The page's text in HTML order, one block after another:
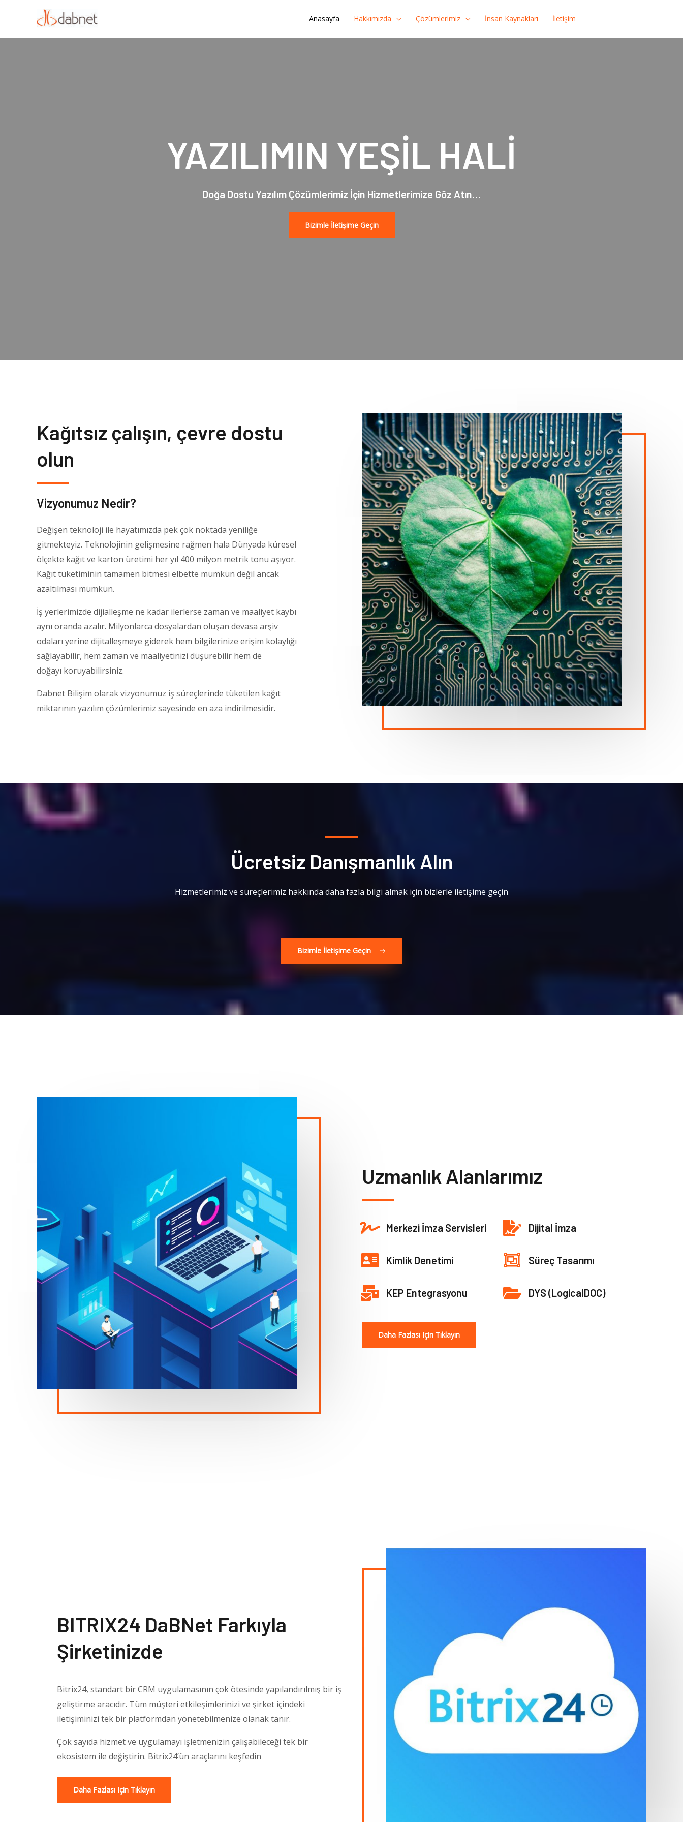
Anasayfa Hakkımızda Çözümlerimiz İnsan Kaynakları İletişim
YAZILIMIN YEŞİL HALİ
Doğa Dostu Yazılım Çözümlerimiz İçin Hizmetlerimize Göz Atın…
Bizimle İletişime Geçin
Kağıtsız çalışın, çevre dostu
olun
Vizyonumuz Nedir?
Değişen teknoloji ile hayatımızda pek çok noktada yeniliğe
gitmekteyiz. Teknolojinin gelişmesine rağmen hala Dünyada küresel
ölçekte kağıt ve karton üretimi her yıl 400 milyon metrik tonu aşıyor.
Kağıt tüketiminin tamamen bitmesi elbette mümkün değil ancak
azaltılması mümkün.
İş yerlerimizde dijialleşme ne kadar ilerlerse zaman ve maaliyet kaybı
aynı oranda azalır. Milyonlarca dosyalardan oluşan devasa arşiv
odaları yerine dijitalleşmeye giderek hem bilgilerinize erişim kolaylığı
sağlayabilir, hem zaman ve maaliyetinizi düşürebilir hem de
doğayı koruyabilirsiniz.
Dabnet Bilişim olarak vizyonumuz iş süreçlerinde tüketilen kağıt
miktarının yazılım çözümlerimiz sayesinde en aza indirilmesidir.
Ücretsiz Danışmanlık Alın
Hizmetlerimiz ve süreçlerimiz hakkında daha fazla bilgi almak için bizlerle iletişime geçin
Bizimle İletişime Geçin
Uzmanlık Alanlarımız
Merkezi İmza Servisleri
Kimlik Denetimi
KEP Entegrasyonu
Dijital İmza
Süreç Tasarımı
DYS (LogicalDOC)
Daha Fazlası Için Tıklayın
BITRIX24 DaBNet Farkıyla
Şirketinizde
Bitrix24, standart bir CRM uygulamasının çok ötesinde yapılandırılmış bir iş
geliştirme aracıdır. Tüm müşteri etkileşimlerinizi ve şirket içindeki
iletişiminizi tek bir platformdan yönetebilmenize olanak tanır.
Çok sayıda hizmet ve uygulamayı işletmenizin çalışabileceği tek bir
ekosistem ile değiştirin. Bitrix24’ün araçlarını keşfedin
Daha Fazlası Için Tıklayın